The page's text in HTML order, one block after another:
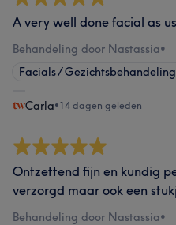
A very well done facial as
Behandeling door Nastassia•
Facials /
Carla•14 dagen geleden
Ontzettend fijn en kundig
verzorgd maar ook een
Behandeling door Nastassia•